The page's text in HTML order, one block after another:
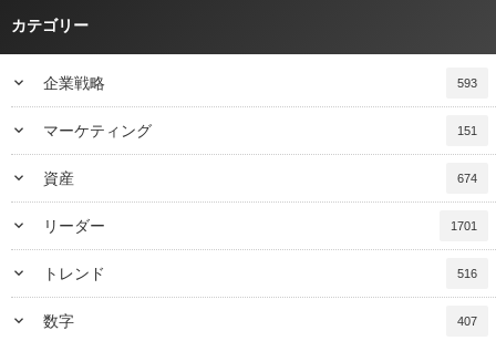
カテゴリー
keyboard_arrow_down 企業戦略 593
keyboard_arrow_down マーケティング 151
keyboard_arrow_down 資産 674
keyboard_arrow_down リーダー 1701
keyboard_arrow_down トレンド 516
keyboard_arrow_down 数字 407